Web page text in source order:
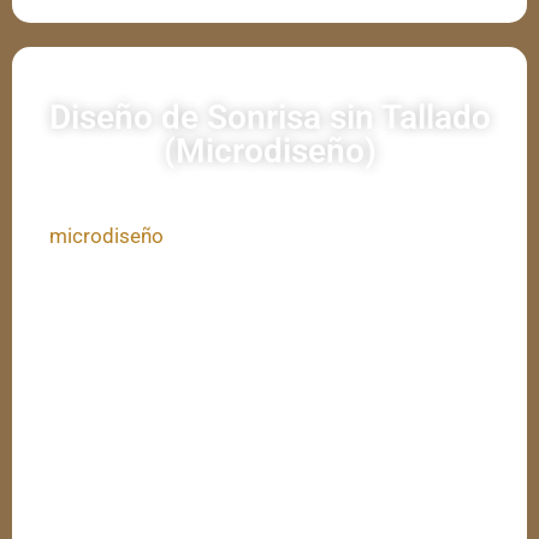
Diseño de Sonrisa sin Tallado
(Microdiseño)
microdiseño